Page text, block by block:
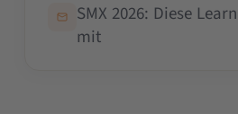
SMX 2026: Diese
mit